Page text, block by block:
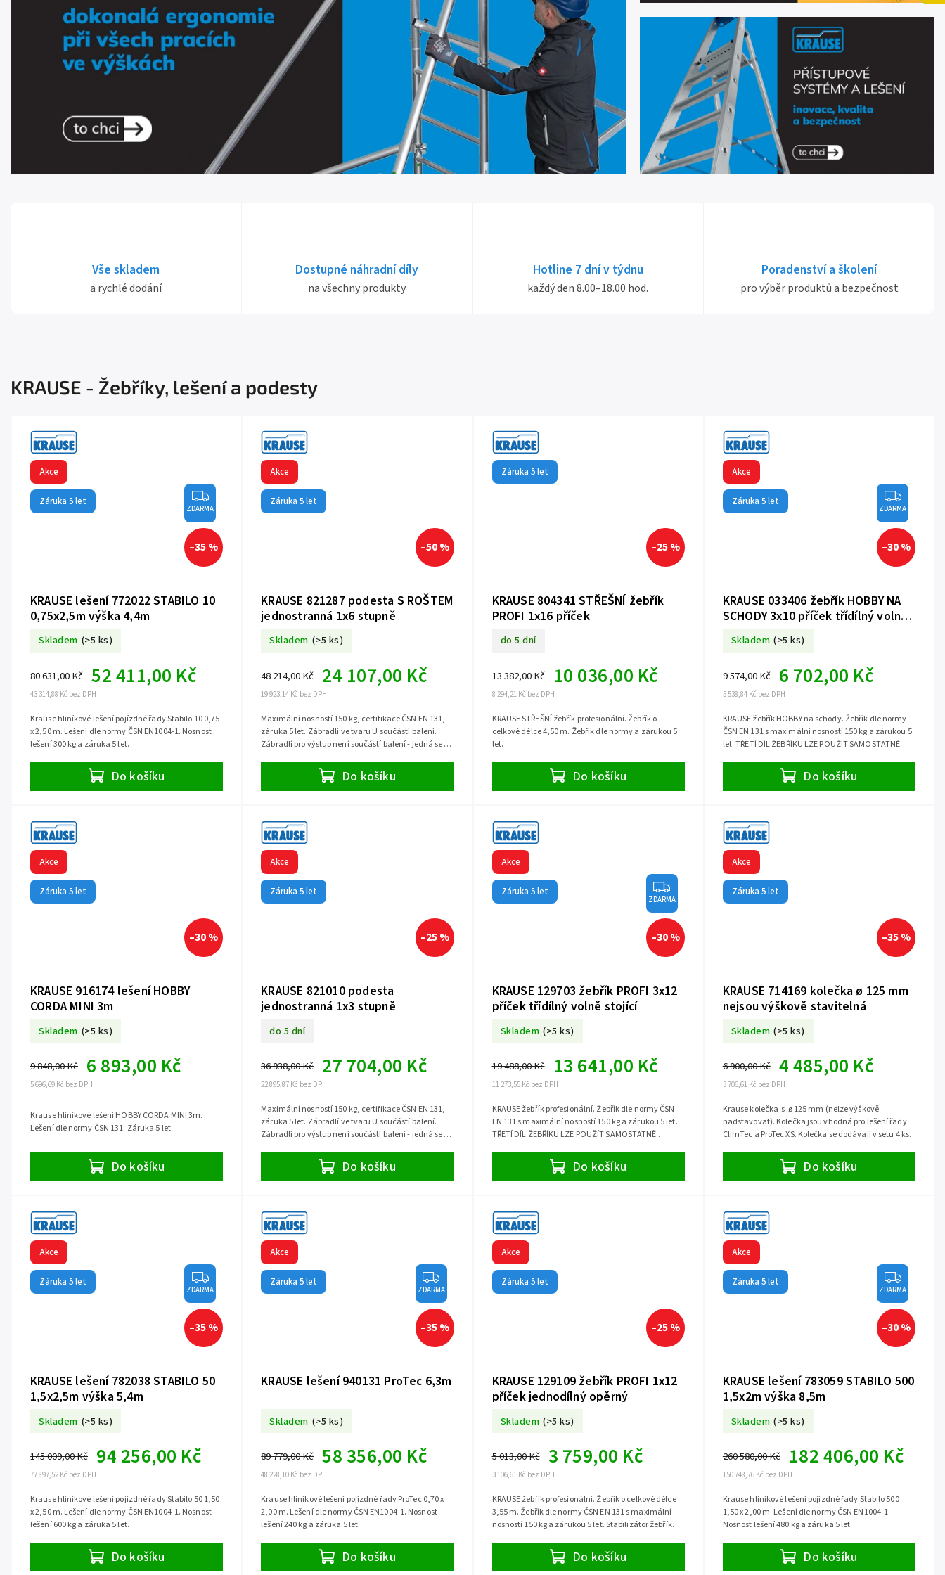
Vše skladem
a rychlé dodání
Dostupné náhradní díly
na všechny produkty
Hotline 7 dní v týdnu
každý den 8.00–18.00 hod.
Poradenství a školení
pro výběr produktů a bezpečnost
KRAUSE - Žebříky, lešení a podesty
Akce
Záruka 5 let
ZDARMA
–35 %
KRAUSE lešení 772022 STABILO 10
0,75x2,5m výška 4,4m
Skladem (>5 ks)
43 314,88 Kč bez DPH
80 631,00 Kč 52 411,00 Kč
Do košíku
Krause hliníkové lešení pojízdné řady Stabilo 10 0,75
x 2,50 m. Lešení dle normy ČSN EN1004-1. Nosnost
lešení 300 kg a záruka 5 let.
Akce
Záruka 5 let
–50 %
KRAUSE 821287 podesta S ROŠTEM
jednostranná 1x6 stupně
Skladem (>5 ks)
19 923,14 Kč bez DPH
48 214,00 Kč 24 107,00 Kč
Do košíku
Maximální nosností 150 kg, certifikace ČSN EN 131,
záruka 5 let. Zábradlí ve tvaru U součástí balení.
Zábradlí pro výstup není součástí balení - jedná se o
Záruka 5 let
–25 %
KRAUSE 804341 STŘEŠNÍ žebřík
PROFI 1x16 příček
do 5 dní
8 294,21 Kč bez DPH
13 382,00 Kč 10 036,00 Kč
Do košíku
KRAUSE STŘEŠNÍ žebřík profesionální. Žebřík o
celkové délce 4,50 m. Žebřík dle normy a zárukou 5
let.
Akce
Záruka 5 let
ZDARMA
–30 %
KRAUSE 033406 žebřík HOBBY NA
SCHODY 3x10 příček třídílný volně
Skladem (>5 ks)
5 538,84 Kč bez DPH
9 574,00 Kč 6 702,00 Kč
Do košíku
KRAUSE žebřík HOBBY na schody. Žebřík dle normy
ČSN EN 131 s maximální nosností 150 kg a zárukou 5
let. TŘETÍ DÍL ŽEBŘÍKU LZE POUŽÍT SAMOSTATNĚ.
Akce
Záruka 5 let
–30 %
KRAUSE 916174 lešení HOBBY
CORDA MINI 3m
Skladem (>5 ks)
5 696,69 Kč bez DPH
9 848,00 Kč 6 893,00 Kč
Do košíku
Krause hliníkové lešení HOBBY CORDA MINI 3m.
Lešení dle normy ČSN 131. Záruka 5 let.
Akce
Záruka 5 let
–25 %
KRAUSE 821010 podesta
jednostranná 1x3 stupně
do 5 dní
22 895,87 Kč bez DPH
36 938,00 Kč 27 704,00 Kč
Do košíku
Maximální nosností 150 kg, certifikace ČSN EN 131,
záruka 5 let. Zábradlí ve tvaru U součástí balení.
Zábradlí pro výstup není součástí balení - jedná se o
Akce
Záruka 5 let
ZDARMA
–30 %
KRAUSE 129703 žebřík PROFI 3x12
příček třídílný volně stojící
Skladem (>5 ks)
11 273,55 Kč bez DPH
19 488,00 Kč 13 641,00 Kč
Do košíku
KRAUSE žebřík profesionální. Žebřík dle normy ČSN
EN 131 s maximální nosností 150 kg a zárukou 5 let.
TŘETÍ DÍL ŽEBŘÍKU LZE POUŽÍT SAMOSTATNĚ .
Akce
Záruka 5 let
–35 %
KRAUSE 714169 kolečka ø 125 mm
nejsou výškově stavitelná
Skladem (>5 ks)
3 706,61 Kč bez DPH
6 900,00 Kč 4 485,00 Kč
Do košíku
Krause kolečka s ø 125 mm (nelze výškově
nadstavovat). Kolečka jsou vhodná pro lešení řady
ClimTec a ProTec XS. Kolečka se dodávají v setu 4 ks.
Akce
Záruka 5 let
ZDARMA
–35 %
KRAUSE lešení 782038 STABILO 50
1,5x2,5m výška 5,4m
Skladem (>5 ks)
77 897,52 Kč bez DPH
145 009,00 Kč 94 256,00 Kč
Do košíku
Krause hliníkové lešení pojízdné řady Stabilo 50 1,50
x 2,50 m. Lešení dle normy ČSN EN1004-1. Nosnost
lešení 600 kg a záruka 5 let.
Akce
Záruka 5 let
ZDARMA
–35 %
KRAUSE lešení 940131 ProTec 6,3m
Skladem (>5 ks)
48 228,10 Kč bez DPH
89 779,00 Kč 58 356,00 Kč
Do košíku
Krause hliníkové lešení pojízdné řady ProTec 0,70 x
2,00 m. Lešení dle normy ČSN EN1004-1. Nosnost
lešení 240 kg a záruka 5 let.
Akce
Záruka 5 let
–25 %
KRAUSE 129109 žebřík PROFI 1x12
příček jednodílný opěrný
Skladem (>5 ks)
3 106,61 Kč bez DPH
5 013,00 Kč 3 759,00 Kč
Do košíku
KRAUSE žebřík profesionální. Žebřík o celkové délce
3,55 m. Žebřík dle normy ČSN EN 131 s maximální
nosností 150 kg a zárukou 5 let. Stabilizátor žebříku
Akce
Záruka 5 let
ZDARMA
–30 %
KRAUSE lešení 783059 STABILO 500
1,5x2m výška 8,5m
Skladem (>5 ks)
150 748,76 Kč bez DPH
260 580,00 Kč 182 406,00 Kč
Do košíku
Krause hliníkové lešení pojízdné řady Stabilo 500
1,50 x 2,00 m. Lešení dle normy ČSN EN1004-1.
Nosnost lešení 480 kg a záruka 5 let.